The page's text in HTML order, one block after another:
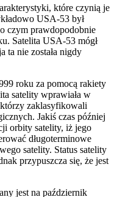
które czynią je
USA-53 był
czym prawdopodobnie
Satelita USA-53 mógł
ta nie została nigdy
roku za pomocą rakiety
satelity wprawiała w
zaklasyfikowali
Jakiś czas później
orbity satelity, iż jego
długoterminowe
satelity. Status satelity
przypuszcza się, że jest
jest na październik